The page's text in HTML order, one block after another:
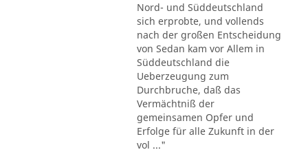
Nord- und Süddeutschland
sich erprobte, und vollends
nach der großen Entscheidung
von Sedan kam vor Allem in
Süddeutschland die
Ueberzeugung zum
Durchbruche, daß das
Vermächtniß der
gemeinsamen Opfer und
Erfolge für alle Zukunft in der
vol ..."